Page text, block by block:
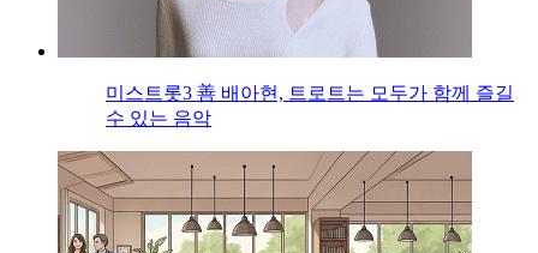
미스트롯3 善 배아현, 트로트는 모두가 함께 즐길
수 있는 음악